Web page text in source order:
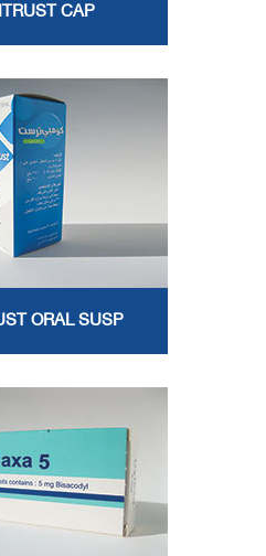
CAP.
ORAL SUSP.